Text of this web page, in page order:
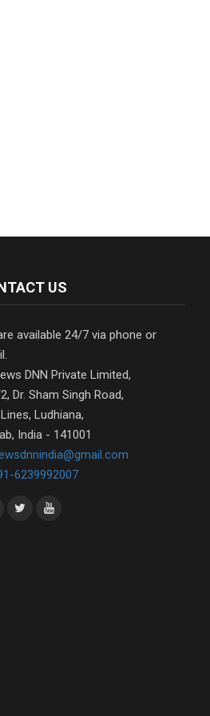
US
available 24/7 via phone or
DNN Private Limited,
Dr. Sham Singh Road,
Ludhiana,
India - 141001
6239992007